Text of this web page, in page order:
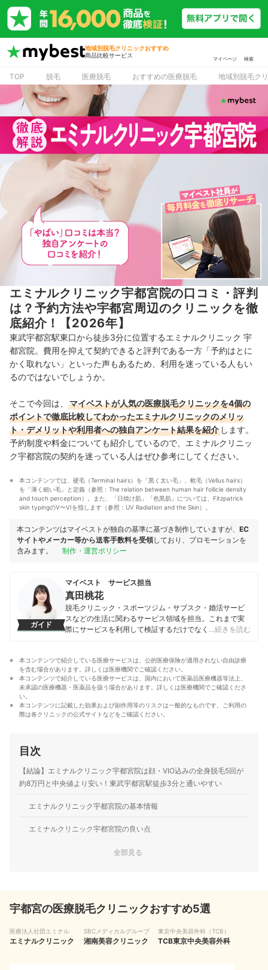
地域別脱毛クリニックおすすめ
商品比較サービス
マイページ 検索
TOP 脱毛 医療脱毛 おすすめの医療脱毛 地域別脱毛ク
エミナルクリニック宇都宮院の口コミ・評判
は？予約方法や宇都宮周辺のクリニックを徹
底紹介！【2026年】
東武宇都宮駅東口から徒歩3分に位置するエミナルクリニック 宇
都宮院。費用を抑えて契約できると評判である一方「予約はとに
かく取れない」といった声もあるため、利用を迷っている人もい
るのではないでしょうか。
そこで今回は、
マイベストが人気の医療脱毛クリニックを4個の
ポイントで徹底比較してわかったエミナルクリニックのメリッ
ト・デメリットや利用者への独自アンケート結果を紹介 します。
予約制度や料金についても紹介しているので、エミナルクリニッ
ク宇都宮院の契約を迷っている人はぜひ参考にしてください。
本コンテンツでは、硬毛（Terminal hairs）を「黒く太い毛」、軟毛（Vellus hairs）
を「薄く細い毛」と定義（参照：The relation between human hair follicle density
and touch perception）。また、「日焼け肌」「色黒肌」については、Fitzpatrick
skin typingのV〜VIを指します（参照：UV Radiation and the Skin）。
本コンテンツはマイベストが独自の基準に基づき制作していますが、 EC
サイトやメーカー等から送客手数料を受領しており、プロモーションを
含みます。
制作・運営ポリシー
ガイド
マイベスト サービス担当
真田桃花
脱毛クリニック・スポーツジム・サブスク・婚活サービ
スなどの生活に関わるサービス領域を担当。これまで実
際にサービスを利用して検証するだけでなく、医師や婚
からこそ、徹底検証を通じて全ユーザーが選びやすい情
報を届ける」ことをモットーに活動している。
真田桃花のプロフィール
…続きを読む
本コンテンツで紹介している医療サービスは、公的医療保険が適用されない自由診療
を含む場合があります。詳しくは医療機関でご確認ください。
本コンテンツで紹介している医療サービスは、国内において医薬品医療機器等法上、
未承認の医療機器・医薬品を扱う場合があります。詳しくは医療機関でご確認くださ
い。
本コンテンツに記載した効果および副作用等のリスクは一般的なものです。ご利用の
際は各クリニックの公式サイトなどをご確認ください。
目次
【結論】エミナルクリニック宇都宮院は顔・VIO込みの全身脱毛5回が
約8万円と中央値より安い！東武宇都宮駅徒歩3分と通いやすい
エミナルクリニック宇都宮院の基本情報
エミナルクリニック宇都宮院の良い点
エミナルクリニック宇都宮院の気になる点
湘南美容クリニックは宇都宮に1店舗・関東圏に70店舗以上あり、
TCB東京中央美容外科は契約時に5回分まとめて予約をとれる
全部見る
宇都宮の医療脱毛クリニックおすすめ5選
医療法人社団エミナル
エミナルクリニック
SBCメディカルグループ
湘南美容クリニック
東京中央美容外科（TCB）
TCB東京中央美容外科